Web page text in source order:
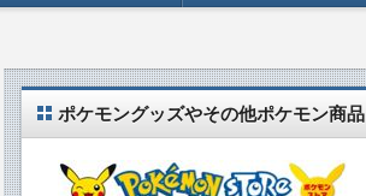
ポケモングッズやその他ポケモン商品